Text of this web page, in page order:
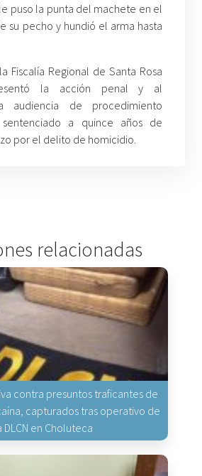
puso la punta del machete en el
su pecho y hundió el arma hasta
Fiscalía Regional de Santa Rosa
la acción penal y al
audiencia de procedimiento
a quince años de
por el delito de homicidio.
relacionadas
contra presuntos traficantes de
capturados tras operativo de
DLCN en Choluteca